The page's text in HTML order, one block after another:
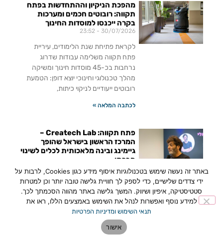
מהפכת הניקיון וההתחדשות בפתח
תקווה: רובוטים חכמים ומערכות
בקרה ייכנסו למוסדות החינוך
30/07/2026
לקראת פתיחת שנת הלימודים, עיריית
פתח תקווה משלימה עבודות שדרוג
נרחבות בכ-45 מוסדות חינוך ומשיקה
מהלך טכנולוגי וחינוכי יוצא דופן: הטמעת
רובוטים ייעודיים לניקוי כיתות,
לכתבה המלאה »
פתח תקווה: Createch Lab –
המרכז הראשון בישראל שהופך
גיימינג ובינה מלאכותית לכלים לשינוי
חברתי
15/07/2026
פתח תקווה השיקה את Createch Lab –
המרכז הראשון בישראל שמחבר בין
גיימינג, בינה מלאכותית וכלכלת היוצרים
לטיפול באתגרים חברתיים כמו חרמות,
בדידות ובריאות נפשית.
באתר זה נעשה שימוש בטכנולוגיות איסוף מידע כגון Cookies, לרבות על
ידי צדדים שלישיים, כדי לספק לך חוויית גלישה טובה יותר וכן למטרות
סטטיסטיקה, איפיון ושיווק. המשך גלישה באתר מהווה הסכמתך לכך.
למידע נוסף ואפשרות לנהל את השימוש באמצעים הללו, ראו את
תנאי השימוש ומדיניות הפרטיות
אישור